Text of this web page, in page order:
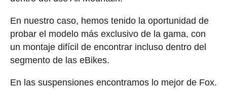
En nuestro caso, hemos tenido la oportunidad de
probar el modelo más exclusivo de la gama, con
un montaje difícil de encontrar incluso dentro del
segmento de las eBikes.
En las suspensiones encontramos lo mejor de Fox.